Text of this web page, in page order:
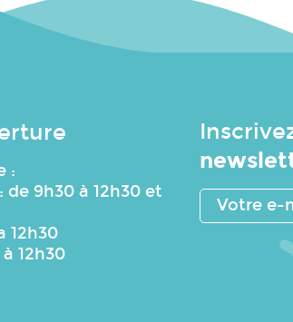
:
9h30 à 12h30 et
12h30
12h30
Votre
e-